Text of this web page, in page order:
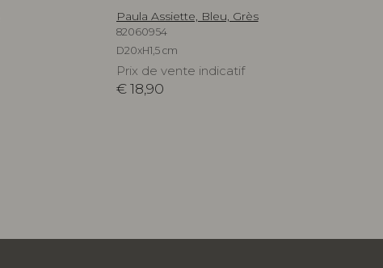
Paula Assiette, Bleu, Grès
82060954
D20xH1,5 cm
Prix de vente indicatif
€ 18,90